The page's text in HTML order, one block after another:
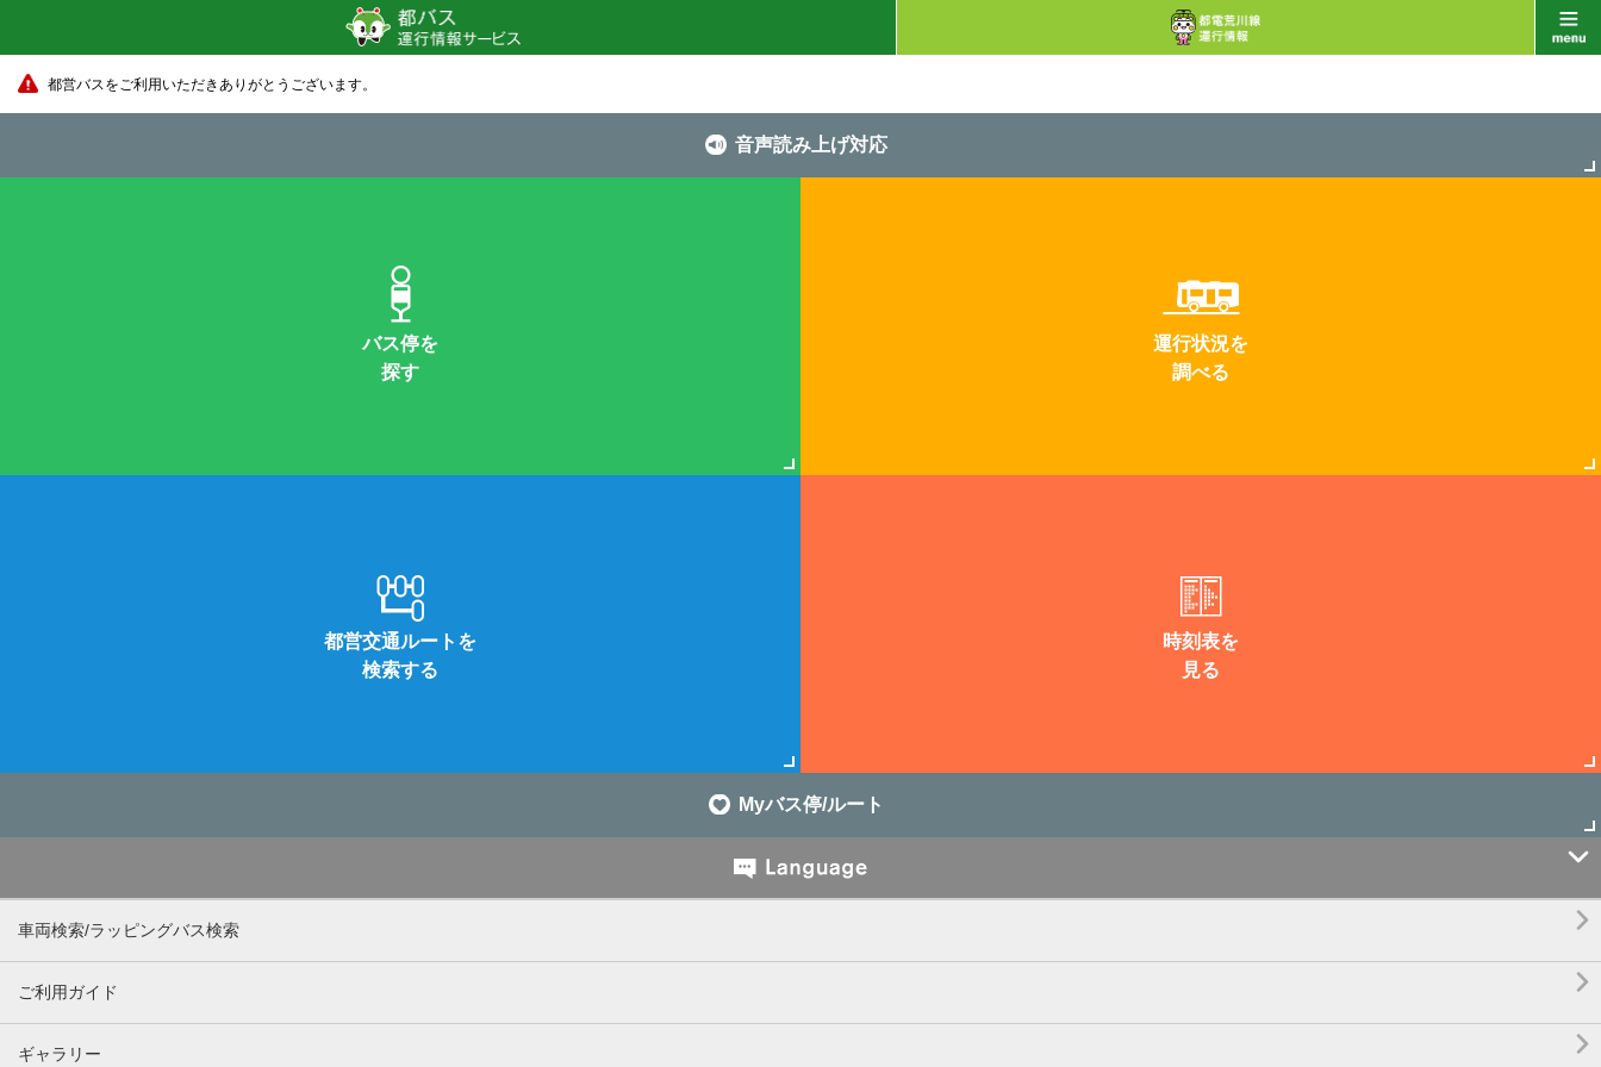
都営バスをご利用いただきありがとうございます。
音声読み上げ対応
バス停を
探す
運行状況を
調べる
都営交通ルートを
検索する
時刻表を
見る
Myバス停/ルート

車両検索/ラッピングバス検索 
ご利用ガイド 
ギャラリー 